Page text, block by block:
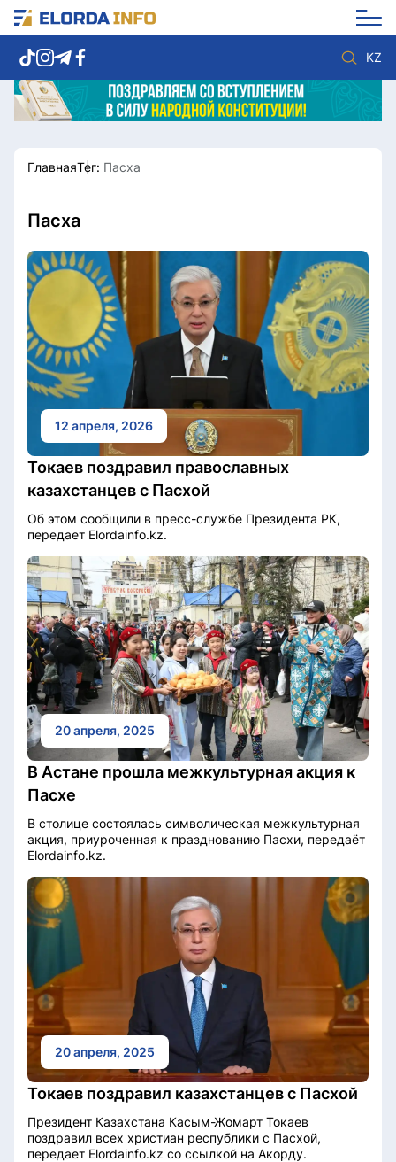
KZ
Новости столицы
Спорт
Видео
Мир
Послание
Служба Комплаенс
Этический кодекс
Служу стране
ГлавнаяТег: Пасха
Пасха
12 апреля, 2026
Токаев поздравил православных
казахстанцев с Пасхой
Об этом сообщили в пресс-службе Президента РК,
передает Elordainfo.kz.
20 апреля, 2025
В Астане прошла межкультурная акция к
Пасхе
В столице состоялась символическая межкультурная
акция, приуроченная к празднованию Пасхи, передаёт
Elordainfo.kz.
20 апреля, 2025
Токаев поздравил казахстанцев с Пасхой
Президент Казахстана Касым-Жомарт Токаев
поздравил всех христиан республики с Пасхой,
передает Elordainfo.kz со ссылкой на Акорду.